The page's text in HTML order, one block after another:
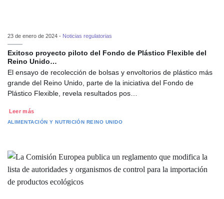
23 de enero de 2024 - Noticias regulatorias
Exitoso proyecto piloto del Fondo de Plástico Flexible del
Reino Unido…
El ensayo de recolección de bolsas y envoltorios de plástico más
grande del Reino Unido, parte de la iniciativa del Fondo de
Plástico Flexible, revela resultados pos…
Leer más
ALIMENTACIÓN Y NUTRICIÓN REINO UNIDO